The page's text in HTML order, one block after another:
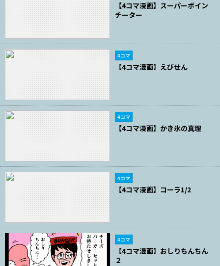
【4コマ漫画】スーパーボイン
チーター
4コマ
【4コマ漫画】えびせん
4コマ
【4コマ漫画】かき氷の真理
4コマ
【4コマ漫画】コーラ1/2
4コマ
【4コマ漫画】おしりちんちん
２